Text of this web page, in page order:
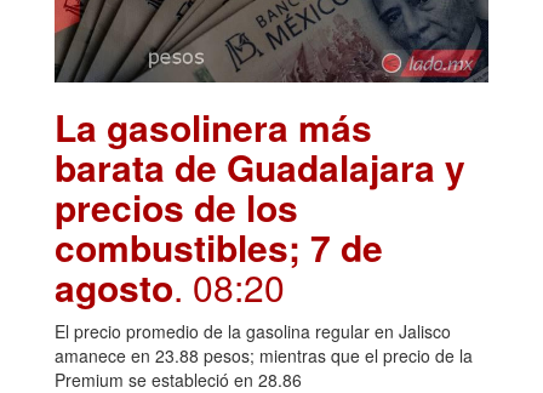
La gasolinera más
barata de Guadalajara y
precios de los
combustibles; 7 de
agosto. 08:20
El precio promedio de la gasolina regular en Jalisco
amanece en 23.88 pesos; mientras que el precio de la
Premium se estableció en 28.86